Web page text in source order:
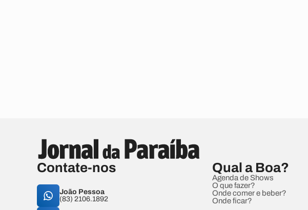
Contate-nos
João Pessoa
(83) 2106.1892
Qual a Boa?
Agenda de Shows
O que fazer?
Onde comer e beber?
Onde ficar?